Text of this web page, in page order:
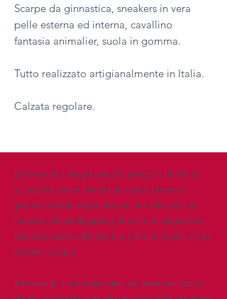
Scarpe da ginnastica, sneakers in vera
pelle esterna ed interna, cavallino
fantasia animalier, suola in gomma.
Tutto realizzato artigianalmente in Italia.
Calzata regolare.
Bienvenido a allegra eclectic design, la tienda de
accesorios online favorita de todos. Tenemos
grandes ofertas disponibles en una selección de
nuestras últimas llegadas y artículos en liquidación.
Explore nuestro catálogo hoy y ahorre mucho en su
próxima compra.
Bienvenido a la tienda online de diseño ecléctico